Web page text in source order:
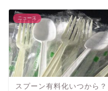
ニュース
スプーン有料化いつから？